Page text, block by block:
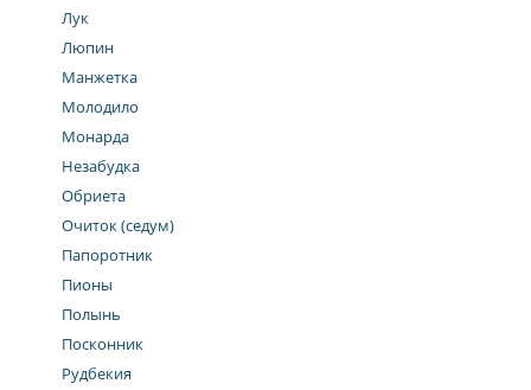
Лук
Люпин
Манжетка
Молодило
Монарда
Незабудка
Обриета
Очиток (седум)
Папоротник
Пионы
Полынь
Посконник
Рудбекия